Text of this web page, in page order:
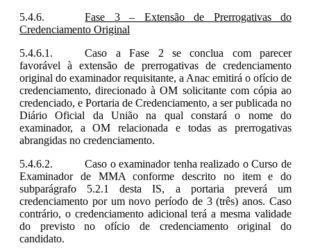
Fase 3 – Extensão de Prerrogativas do
Credenciamento Original
Caso a Fase 2 se conclua com parecer
favorável à extensão de prerrogativas de credenciamento
original do examinador requisitante, a Anac emitirá o ofício de
credenciamento, direcionado à OM solicitante com cópia ao
credenciado, e Portaria de Credenciamento, a ser publicada no
Diário Oficial da União na qual constará o nome do
examinador, a OM relacionada e todas as prerrogativas
abrangidas no credenciamento.
Caso o examinador tenha realizado o Curso de
Examinador de MMA conforme descrito no item e do
subparágrafo 5.2.1
desta IS, a portaria preverá um
credenciamento por um novo período de 3 (três) anos. Caso
contrário, o credenciamento adicional terá a mesma validade
do previsto no ofício de credenciamento original do
candidato.